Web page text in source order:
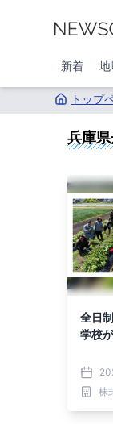
新着 地
トップ
兵庫
全日
学校
株